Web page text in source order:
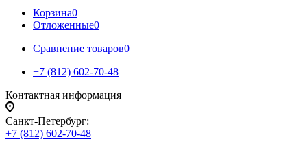
Корзина0
Отложенные0
Сравнение товаров0
+7 (812) 602-70-48
Контактная информация
Санкт-Петербург:
+7 (812) 602-70-48